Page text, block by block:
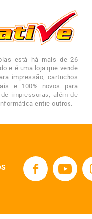
está há mais de 26
e é uma loja que vende
impressão, cartuchos
e 100% novos para
impressoras, além de
entre outros.